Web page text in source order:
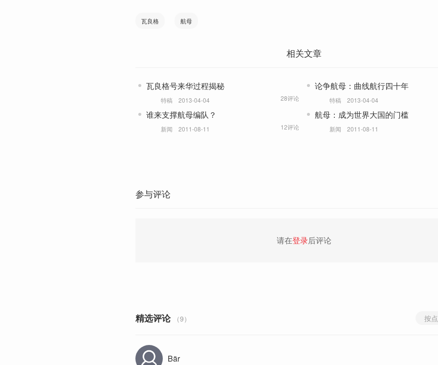
瓦良格 航母
相关文章
瓦良格号来华过程揭秘
特稿 2013-04-04 28评论
论争航母：曲线航行四十年
特稿 2013-04-04
谁来支撑航母编队？
新闻 2011-08-11 12评论
航母：成为世界大国的门槛
新闻 2011-08-11
参与评论
请在登录后评论
精选评论 （9） 按
Bär